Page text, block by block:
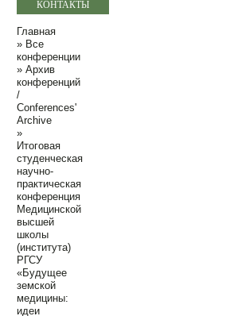
КОНТАКТЫ
Главная
» Все
конференции
»Архив
конференций
/
Conferences'
Archive
»
Итоговая
студенческая
научно-
практическая
конференция
Медицинской
высшей
школы
(института)
РГСУ
«Будущее
земской
медицины:
идеи